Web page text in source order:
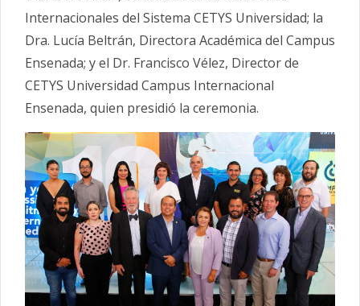
Internacionales del Sistema CETYS Universidad; la
Dra. Lucía Beltrán, Directora Académica del Campus
Ensenada; y el Dr. Francisco Vélez, Director de
CETYS Universidad Campus Internacional
Ensenada, quien presidió la ceremonia.